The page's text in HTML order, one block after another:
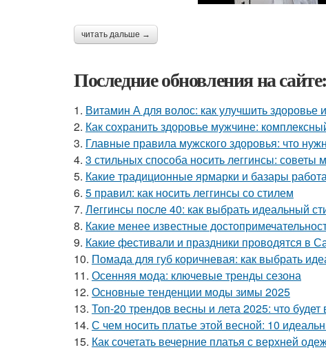
читать дальше →
Последние обновления на сайте:
1. Витамин А для волос: как улучшить здоровье
2. Как сохранить здоровье мужчине:
3. Главные правила мужского здоровья: что
4. 3 стильных способа носить леггинсы: советы
5. Какие традиционные ярмарки и базары
6. 5 правил: как носить леггинсы со стилем
7. Леггинсы после 40: как выбрать идеальный
8. Какие менее известные
9. Какие фестивали и праздники проводятся в
10. Помада для губ коричневая: как выбрать
11. Осенняя мода: ключевые тренды сезона
12. Основные тенденции моды зимы 2025
13. Топ-20 трендов весны и лета 2025: что будет
14. С чем носить платье этой весной: 10
15. Как сочетать вечерние платья с верхней